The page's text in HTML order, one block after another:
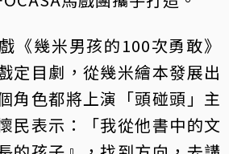
《幾米男孩的100次勇敢》
定目劇，從幾米繪本發展出
角色都將上演「頭碰頭」主
民表示：「我從他書中的文